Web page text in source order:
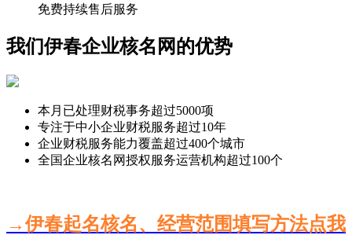
免费持续售后服务
我们伊春企业核名网的优势
本月已处理财税事务超过5000项
专注于中小企业财税服务超过10年
企业财税服务能力覆盖超过400个城市
全国企业核名网授权服务运营机构超过100个
→伊春起名核名、经营范围填写方法点我